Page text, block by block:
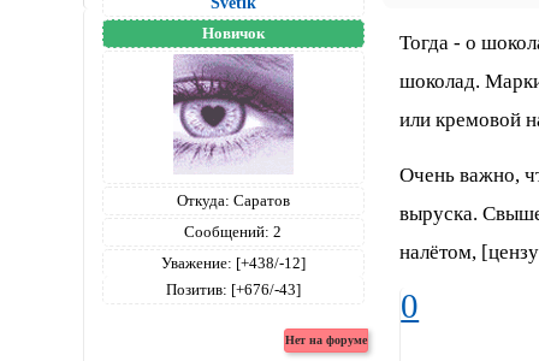
Новичок
Откуда: Саратов
Сообщений: 2
Уважение: [+438/-12]
Позитив: [+676/-43]
Тогда - о
шоколад.
или кремовой
Очень важно,
выруска.
налётом,
0